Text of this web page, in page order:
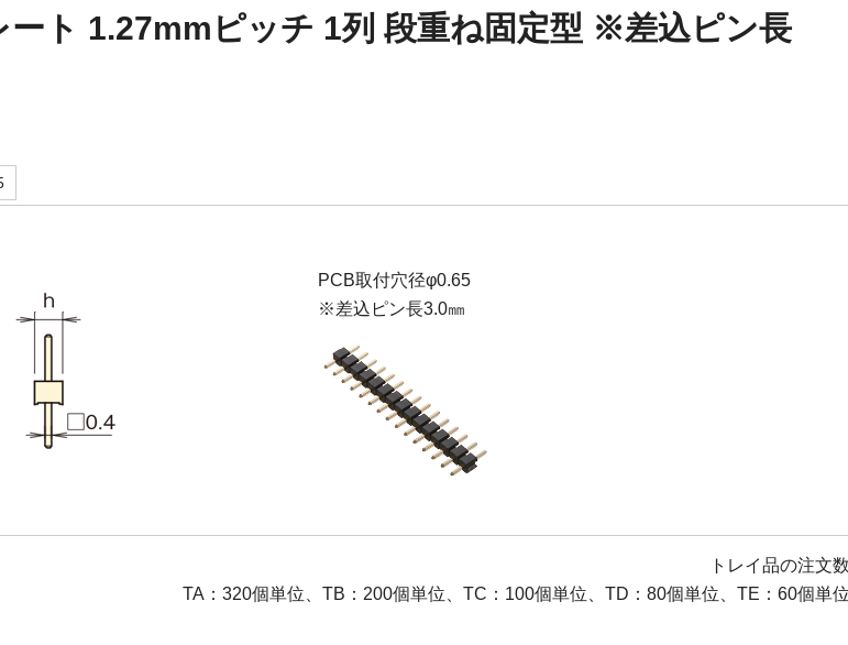
ト 1.27mmピッチ 1列 段重ね固定型 ※差込ピン長
PCB取付穴径φ0.65
※差込ピン長3.0㎜
トレイ品の注文
TA：320個単位、TB：200個単位、TC：100個単位、TD：80個単位、TE：60個単